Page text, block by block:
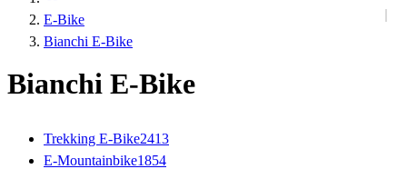
E-Bike
Bianchi E-Bike
Bianchi E-Bike
Trekking E-Bike2413
E-Mountainbike1854